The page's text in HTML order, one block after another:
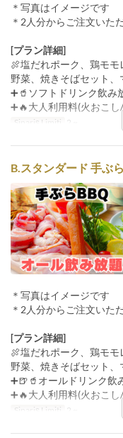
＊写真はイメージです
＊2人分からご注文いた
[プラン詳細]
🍖塩だれポーク、鶏モ
野菜、焼きそばセット、
➕🥤ソフトドリンク飲み
➕🔥大人利用料(火おこ
Sipariş Limiti 2 ~
B.スタンダード 手ぶ
＊写真はイメージです
＊2人分からご注文いた
[プラン詳細]
🍖塩だれポーク、鶏モ
野菜、焼きそばセット、
➕🍺🥤オールドリンク飲
➕🔥大人利用料(火おこ
Sipariş Limiti 2 ~